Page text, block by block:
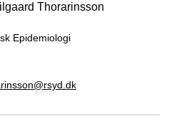
Thorarinsson
Epidemiologi